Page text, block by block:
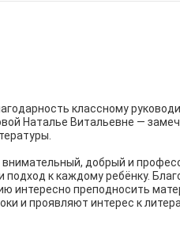
классному
Наталье Витальевне —
добрый и
подход к каждому ребёнку.
интересно преподносить
и проявляют интерес к